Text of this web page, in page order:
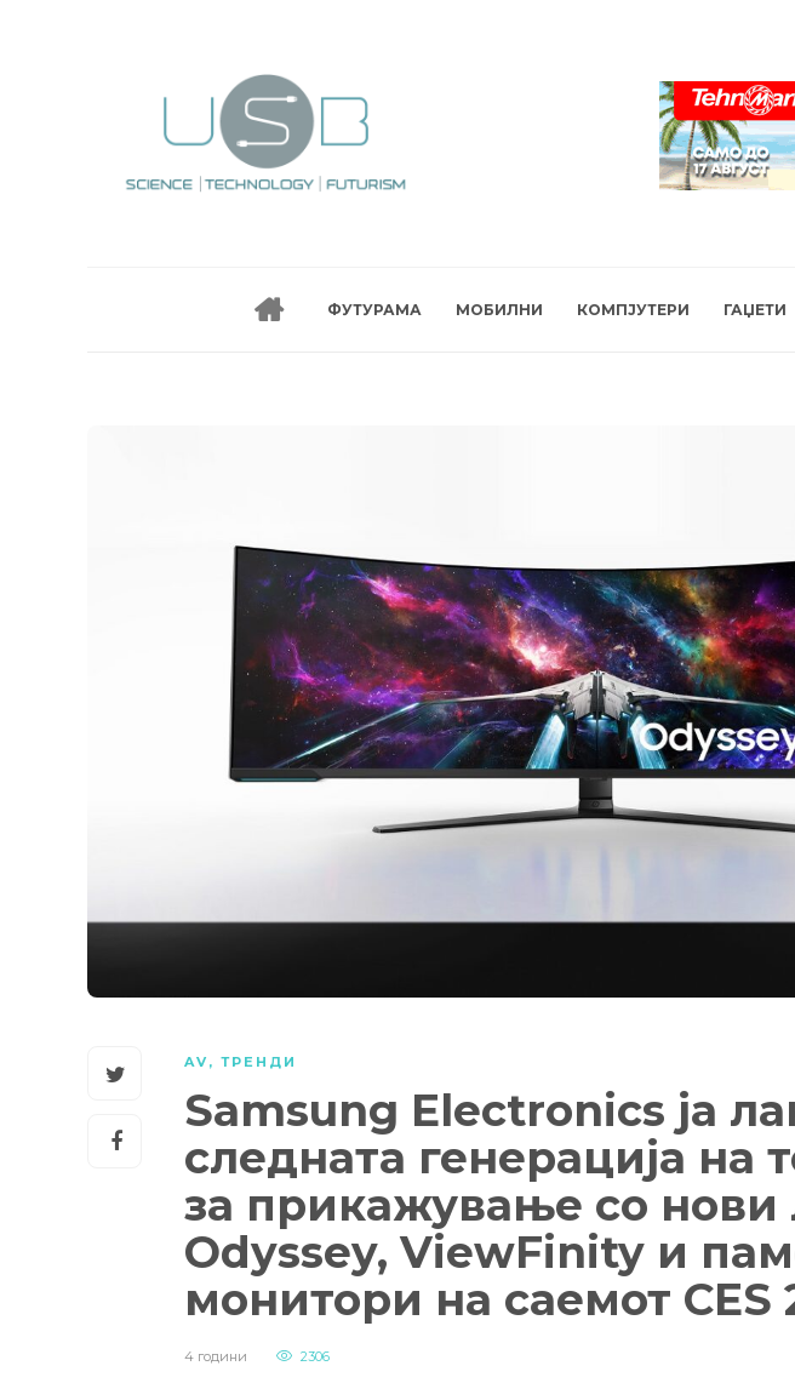
ФУТУРАМА МОБИЛНИ КОМПЈУТЕРИ ГАЏЕТИ
AV , ТРЕНДИ
Samsung Electronics ја
следната генерација на
за прикажување со нови
Odyssey, ViewFinity и
монитори на саемот CES
4 години 2306